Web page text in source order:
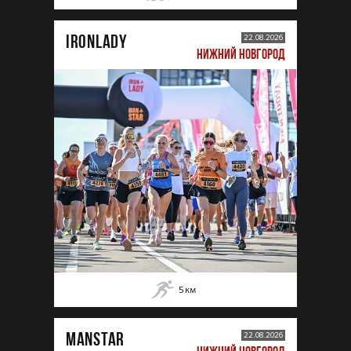
IRONLADY 22.08.2026
НИЖНИЙ НОВГОРОД
5 км
MANSTAR 22.08.2026